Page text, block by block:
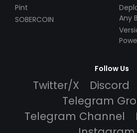
Pint
SOBERCOIN
Any
$49!
Follow Us
Twitter/X Discord
Telegram
Telegram Channel